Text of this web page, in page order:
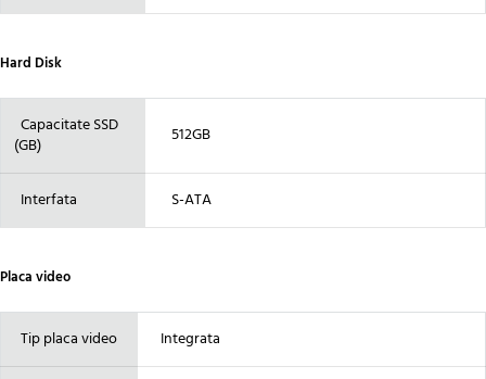
Hard Disk
Capacitate SSD
(GB)
512GB
Interfata S-ATA
Placa video
Tip placa video Integrata